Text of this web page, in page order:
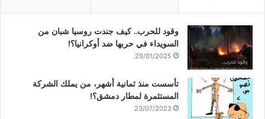
وقود للحرب.. كيف جندت روسيا شبان من
السويداء في حربها ضد أوكرانيا؟!
29/01/2025
تأسست منذ ثمانية أشهر، من يملك الشركة
المستثمرة لمطار دمشق؟!
23/07/2023